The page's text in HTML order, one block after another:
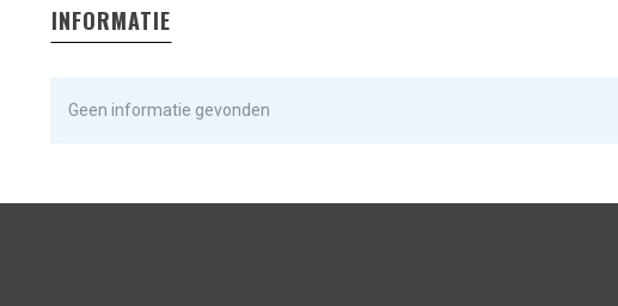
INFORMATIE
Geen informatie gevonden